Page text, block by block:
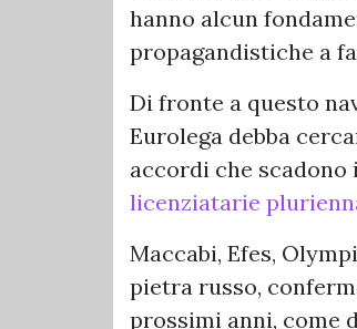
hanno alcun
propagandistiche a
Di fronte a questo
Eurolega debba
accordi che scadono
licenziatarie
Maccabi, Efes,
pietra russo,
prossimi anni, come